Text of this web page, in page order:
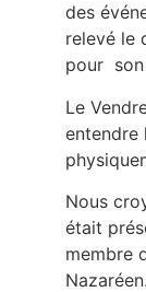
des
relevé le
pour son
Le
entendre
Nous
était
membre
Nazaréen.